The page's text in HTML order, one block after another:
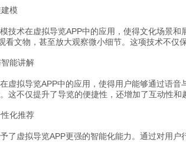
模
技术在虚拟导览APP中的应用，使得文化场景
看文物，甚至放大观察微小细节。这项技术不仅
能讲解
虚拟导览APP中的应用，使得用户能够通过语
这不仅提升了导览的便捷性，还增加了互动性
化推荐
了虚拟导览APP更强的智能化能力。通过对用